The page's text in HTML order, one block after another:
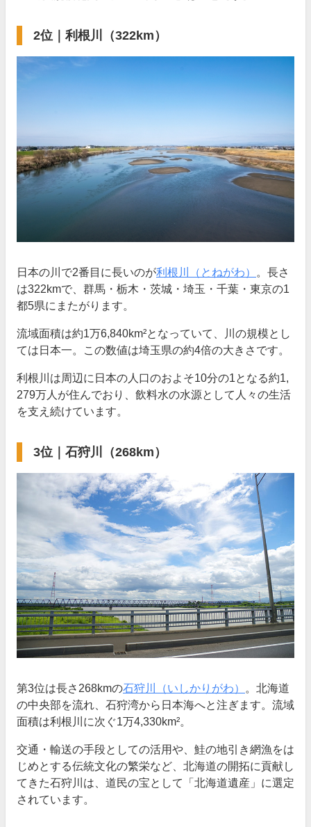
2位｜利根川（322km）
日本の川で2番目に長いのが利根川（とねがわ）
。長さ
は322kmで、群馬・栃木・茨城・埼玉・千葉・東京の1
都5県にまたがります。
流域面積は約1万6,840km²となっていて、川の規模とし
ては日本一。この数値は埼玉県の約4倍の大きさです。
利根川は周辺に日本の人口のおよそ10分の1となる約1,
279万人が住んでおり、飲料水の水源として人々の生活
を支え続けています。
3位｜石狩川（268km）
第3位は長さ268kmの石狩川（いしかりがわ）
。北海道
の中央部を流れ、石狩湾から日本海へと注ぎます。流域
面積は利根川に次ぐ1万4,330km²。
交通・輸送の手段としての活用や、鮭の地引き網漁をは
じめとする伝統文化の繁栄など、北海道の開拓に貢献し
てきた石狩川は、道民の宝として「北海道遺産」に選定
されています。